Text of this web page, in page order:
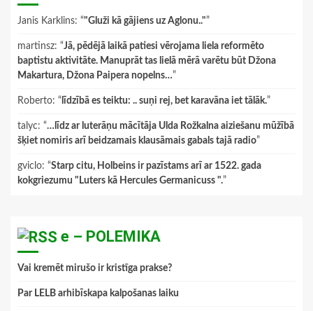
Janis Karklins: “"Gluži kā gājiens uz Aglonu.."”
martinsz: “Jā, pēdējā laikā patiesi vērojama liela reformēto
baptistu aktivitāte. Manuprāt tas lielā mērā varētu būt Džona
Makartura, Džona Paipera nopelns…”
Roberto: “ līdzībā es teiktu: .. suņi rej, bet karavāna iet tālāk.”
talyc: “…līdz ar luterāņu mācītāja Ulda Rožkalna aiziešanu mūžībā
šķiet nomiris arī beidzamais klausāmais gabals tajā radio”
gviclo: “Starp citu, Holbeins ir pazīstams arī ar 1522. gada
kokgriezumu "Luters kā Hercules Germanicuss ".”
e – POLEMIKA
Vai kremēt mirušo ir kristīga prakse?
Par LELB arhibīskapa kalpošanas laiku